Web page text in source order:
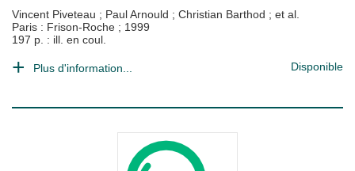
Vincent Piveteau ; Paul Arnould ; Christian Barthod ; et al.
Paris : Frison-Roche ; 1999
197 p. : ill. en coul.
Plus d'information... Disponible